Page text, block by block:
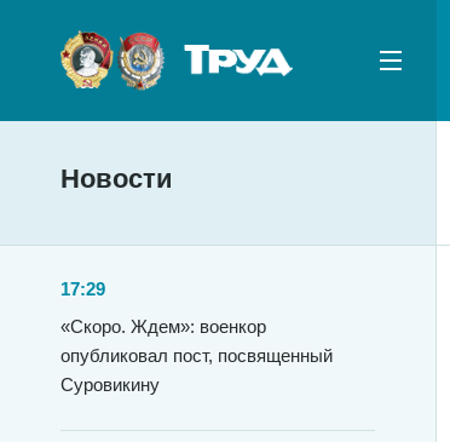
Новости
17:29
«Скоро. Ждем»: военкор
опубликовал пост, посвященный
Суровикину